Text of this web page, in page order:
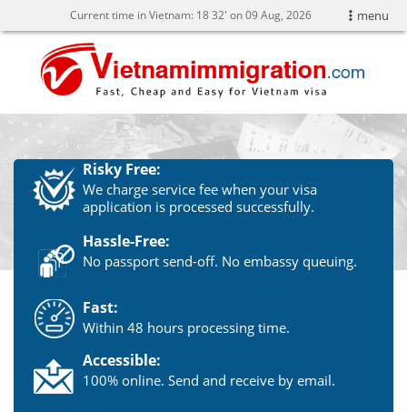
menu
Current time in Vietnam: 1832' on 09 Aug, 2026
Risky Free:
We charge service fee when your visa
application is processed successfully.
Hassle-Free:
No passport send-off. No embassy queuing.
Fast:
Within 48 hours processing time.
Accessible:
100% online. Send and receive by email.